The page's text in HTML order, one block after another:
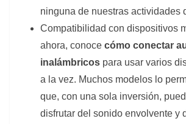
ninguna de nuestras actividades
Compatibilidad con dispositivos
ahora, conoce cómo conectar
inalámbricos para usar varios
a la vez. Muchos modelos lo
que, con una sola inversión,
disfrutar del sonido envolvente y